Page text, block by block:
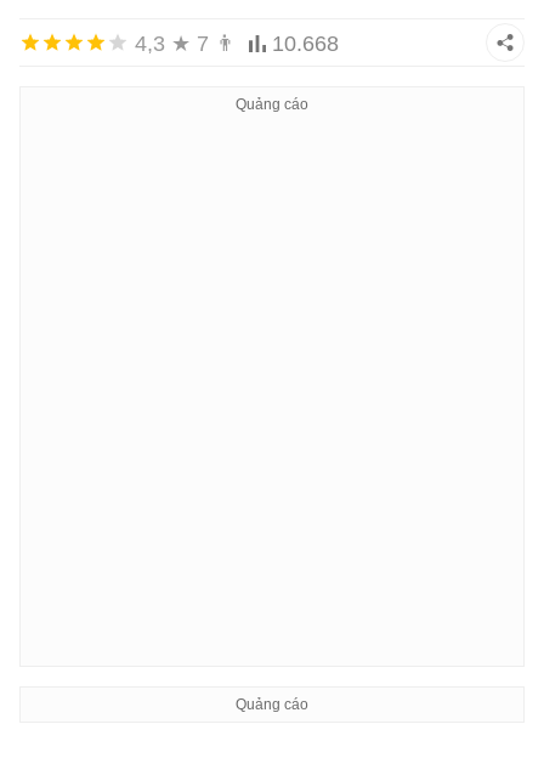
4,3 ★ 7 👨 10.668